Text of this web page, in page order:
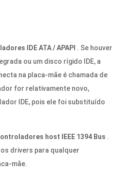
IDE ATA / APAPI . Se houver
ou um disco rígido IDE, a
na placa-mãe é chamada de
for relativamente novo,
IDE, pois ele foi substituído
host IEEE 1394 Bus .
drivers para qualquer
mãe.